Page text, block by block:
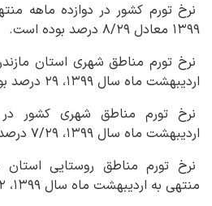
نرخ تورم کشور در دوازده ماهه
۱۳۹۹ معادل ۸/۲۹ درصد بوده است.
نرخ تورم مناطق شهری استان
اردیبهشت ماه سال ۱۳۹۹، ۲۹ درصد بوده است.
نرخ تورم مناطق شهری کشور در
اردیبهشت ماه سال ۱۳۹۹، ۷/۲۹ درصد بوده است.
نرخ تورم مناطق روستایی استان
منتهی به اردیبهشت ماه سال ۱۳۹۹، ۲/۳۲ درصد بوده است.